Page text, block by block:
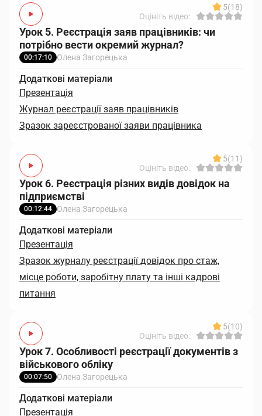
5(18)
Оцініть відео:
Урок 5. Реєстрація заяв працівників: чи
потрібно вести окремий журнал?
00:17:10 Олена Загорецька
Додаткові матеріали
Презентація
Журнал реєстрації заяв працівників
Зразок зареєстрованої заяви працівника
5(11)
Оцініть відео:
Урок 6. Реєстрація різних видів довідок на
підприємстві
00:12:44 Олена Загорецька
Додаткові матеріали
Презентація
Зразок журналу реєстрації довідок про стаж,
місце роботи, заробітну плату та інші кадрові
питання
5(10)
Оцініть відео:
Урок 7. Особливості реєстрації документів з
військового обліку
00:07:50 Олена Загорецька
Додаткові матеріали
Презентація